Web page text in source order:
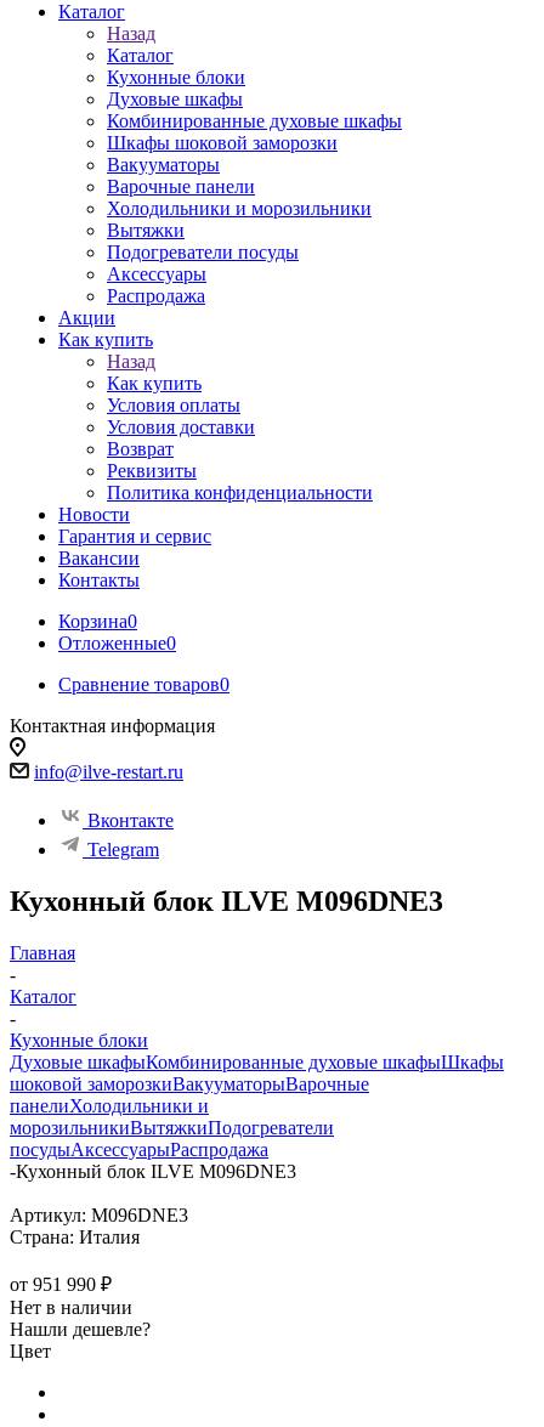
Каталог
Назад
Каталог
Кухонные блоки
Духовые шкафы
Комбинированные духовые шкафы
Шкафы шоковой заморозки
Вакууматоры
Варочные панели
Холодильники и морозильники
Вытяжки
Подогреватели посуды
Аксессуары
Распродажа
Акции
Как купить
Назад
Как купить
Условия оплаты
Условия доставки
Возврат
Реквизиты
Политика конфиденциальности
Новости
Гарантия и сервис
Вакансии
Контакты
Корзина0
Отложенные0
Сравнение товаров0
Контактная информация
info@ilve-restart.ru
Вконтакте
Telegram
Кухонный блок ILVE M096DNE3
Главная
-
Каталог
-
Кухонные блоки
Духовые шкафыКомбинированные духовые шкафыШкафы
шоковой заморозкиВакууматорыВарочные
панелиХолодильники и
морозильникиВытяжкиПодогреватели
посудыАксессуарыРаспродажа
-Кухонный блок ILVE M096DNE3
Артикул: M096DNE3
Страна: Италия
от 951 990 ₽
Нет в наличии
Нашли дешевле?
Цвет